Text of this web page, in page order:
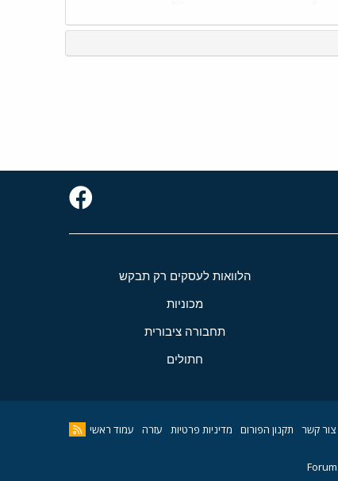
הלוואות לעסקים רק תבקש
מכוניות
תחבורה ציבורית
חתולים
צור קשר תקנון הפורום מדיניות פרטיות עזרה עמוד ראשי